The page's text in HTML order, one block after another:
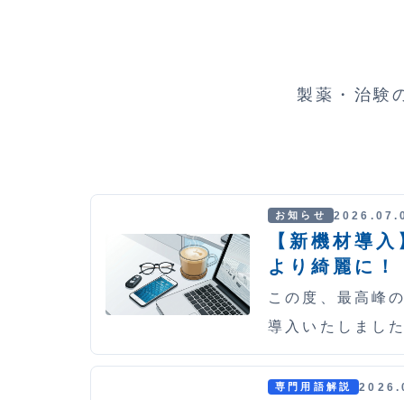
製薬・治験
お知らせ
【新機材導
より綺麗に！
この度、最高峰
導入いたしまし
専門用語解説